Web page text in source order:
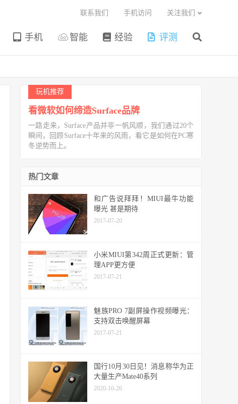
手机 智能 经验 评测
联系我们 手机访问 关注我们
玩机推荐
看微软如何缔造Surface品牌
一路走来，Surface产品并非一帆风顺，我们通过20个
瞬间，回顾Surface十年来的风雨，看它是如何在PC寒
冬逆势而上。
热门文章
和广告说拜拜！MIUI最牛功能
曝光 甚是期待
2017-07-20
小米MIUI第342周正式更新：管
理APP更方便
2017-07-21
魅族PRO 7副屏操作视频曝光：
支持双击唤醒屏幕
2017-07-21
国行10月30日见！消息称华为正
大量生产Mate40系列
2020-10-26